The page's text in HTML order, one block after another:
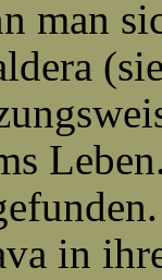
man
in